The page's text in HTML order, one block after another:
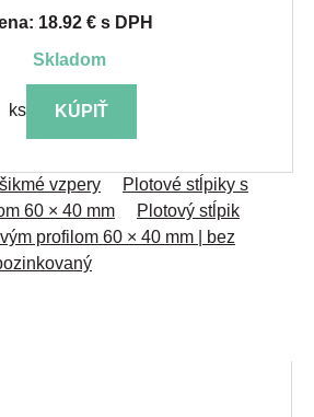
18.92 € s DPH
skladom
ks KÚPIŤ
vzpery
Plotové stĺpiky s
60 × 40 mm
Plotový stĺpik
profilom 60 × 40 mm | bez